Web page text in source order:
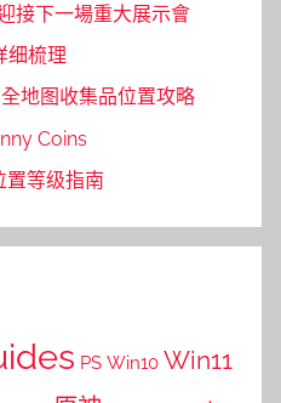
接下一場重大展示會
细梳理
地图收集品位置攻略
Coins
置等级指南
PS Win10 Win11